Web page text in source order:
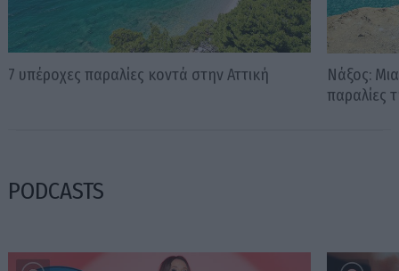
7 υπέροχες παραλίες κοντά στην Αττική
Νάξος:
παραλίες
PODCASTS